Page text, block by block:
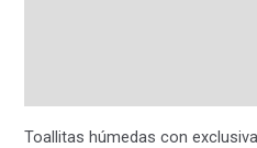
Toallitas húmedas con